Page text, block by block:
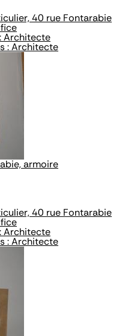
40 rue Fontarabie
Architecte
: Architecte
armoire
40 rue Fontarabie
Architecte
: Architecte